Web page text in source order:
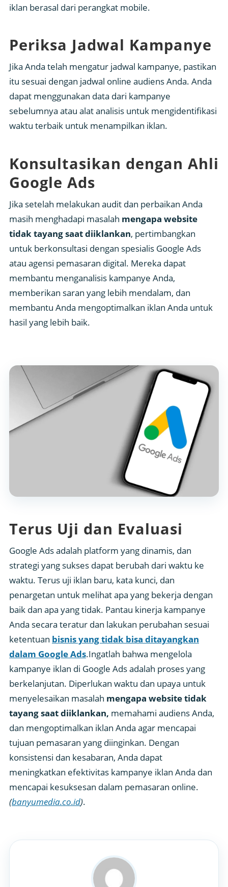
iklan berasal dari perangkat mobile.
Periksa Jadwal Kampanye
Jika Anda telah mengatur jadwal kampanye, pastikan
itu sesuai dengan jadwal online audiens Anda. Anda
dapat menggunakan data dari kampanye
sebelumnya atau alat analisis untuk mengidentifikasi
waktu terbaik untuk menampilkan iklan.
Konsultasikan dengan Ahli
Google Ads
Jika setelah melakukan audit dan perbaikan Anda
masih menghadapi masalah mengapa website
tidak tayang saat diiklankan, pertimbangkan
untuk berkonsultasi dengan spesialis Google Ads
atau agensi pemasaran digital. Mereka dapat
membantu menganalisis kampanye Anda,
memberikan saran yang lebih mendalam, dan
membantu Anda mengoptimalkan iklan Anda untuk
hasil yang lebih baik.
Terus Uji dan Evaluasi
Google Ads adalah platform yang dinamis, dan
strategi yang sukses dapat berubah dari waktu ke
waktu. Terus uji iklan baru, kata kunci, dan
penargetan untuk melihat apa yang bekerja dengan
baik dan apa yang tidak. Pantau kinerja kampanye
Anda secara teratur dan lakukan perubahan sesuai
ketentuan bisnis yang tidak bisa ditayangkan
dalam Google Ads.Ingatlah bahwa mengelola
kampanye iklan di Google Ads adalah proses yang
berkelanjutan. Diperlukan waktu dan upaya untuk
menyelesaikan masalah mengapa website tidak
tayang saat diiklankan, memahami audiens Anda,
dan mengoptimalkan iklan Anda agar mencapai
tujuan pemasaran yang diinginkan. Dengan
konsistensi dan kesabaran, Anda dapat
meningkatkan efektivitas kampanye iklan Anda dan
mencapai kesuksesan dalam pemasaran online.
(banyumedia.co.id).